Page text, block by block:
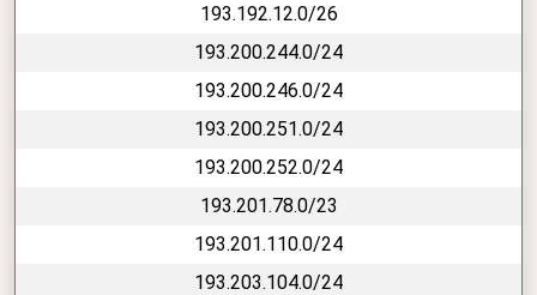
193.192.12.0/26
193.200.244.0/24
193.200.246.0/24
193.200.251.0/24
193.200.252.0/24
193.201.78.0/23
193.201.110.0/24
193.203.104.0/24